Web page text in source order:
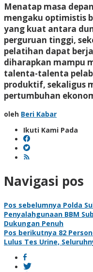
Menatap masa
mengaku optimistis
yang kuat antara
perguruan tinggi,
pelatihan dapat
diharapkan mampu
talenta-talenta
produktif, sekaligus
pertumbuhan
oleh Beri Kabar
Ikuti Kami Pada
Navigasi pos
Pos sebelumnya Polda
Penyalahgunaan BBM
Dukungan Penuh
Pos berikutnya 82
Lulus Tes Urine,